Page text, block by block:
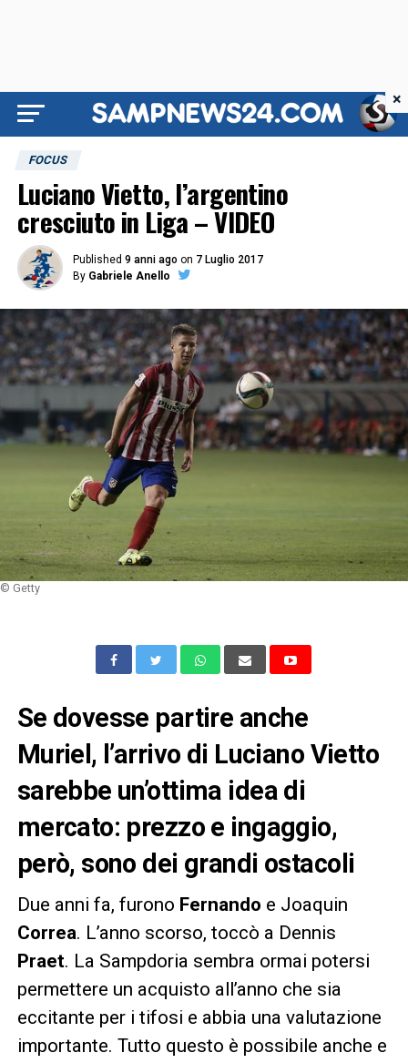
FOCUS
Luciano Vietto, l’argentino
cresciuto in Liga – VIDEO
Published 9 anni ago on 7 Luglio 2017
By Gabriele Anello
© Getty
Se dovesse partire anche
Muriel, l’arrivo di Luciano Vietto
sarebbe un’ottima idea di
mercato: prezzo e ingaggio,
però, sono dei grandi ostacoli
Due anni fa, furono Fernando e Joaquin
Correa. L’anno scorso, toccò a Dennis
Praet. La Sampdoria sembra ormai potersi
permettere un acquisto all’anno che sia
eccitante per i tifosi e abbia una valutazione
importante. Tutto questo è possibile anche e
×